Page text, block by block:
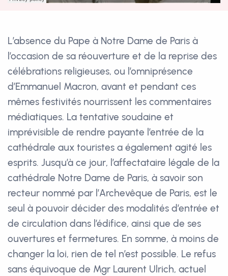
L’absence du Pape à Notre Dame de Paris à
l’occasion de sa réouverture et de la reprise des
célébrations religieuses, ou l’omniprésence
d’Emmanuel Macron, avant et pendant ces
mêmes festivités nourrissent les commentaires
médiatiques. La tentative soudaine et
imprévisible de rendre payante l’entrée de la
cathédrale aux touristes a également agité les
esprits. Jusqu’à ce jour, l’affectataire légale de la
cathédrale Notre Dame de Paris, à savoir son
recteur nommé par l’Archevêque de Paris, est le
seul à pouvoir décider des modalités d’entrée et
de circulation dans l’édifice, ainsi que de ses
ouvertures et fermetures. En somme, à moins de
changer la loi, rien de tel n’est possible. Le refus
sans équivoque de Mgr Laurent Ulrich, actuel